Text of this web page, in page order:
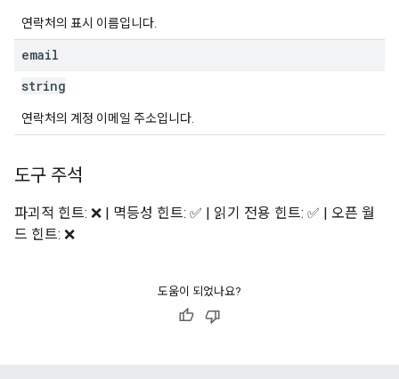
연락처의 표시 이름입니다.
email
string
연락처의 계정 이메일 주소입니다.
도구 주석
파괴적 힌트: ❌ | 멱등성 힌트: ✅ | 읽기 전용 힌트: ✅ | 오픈 월
드 힌트: ❌
도움이 되었나요?